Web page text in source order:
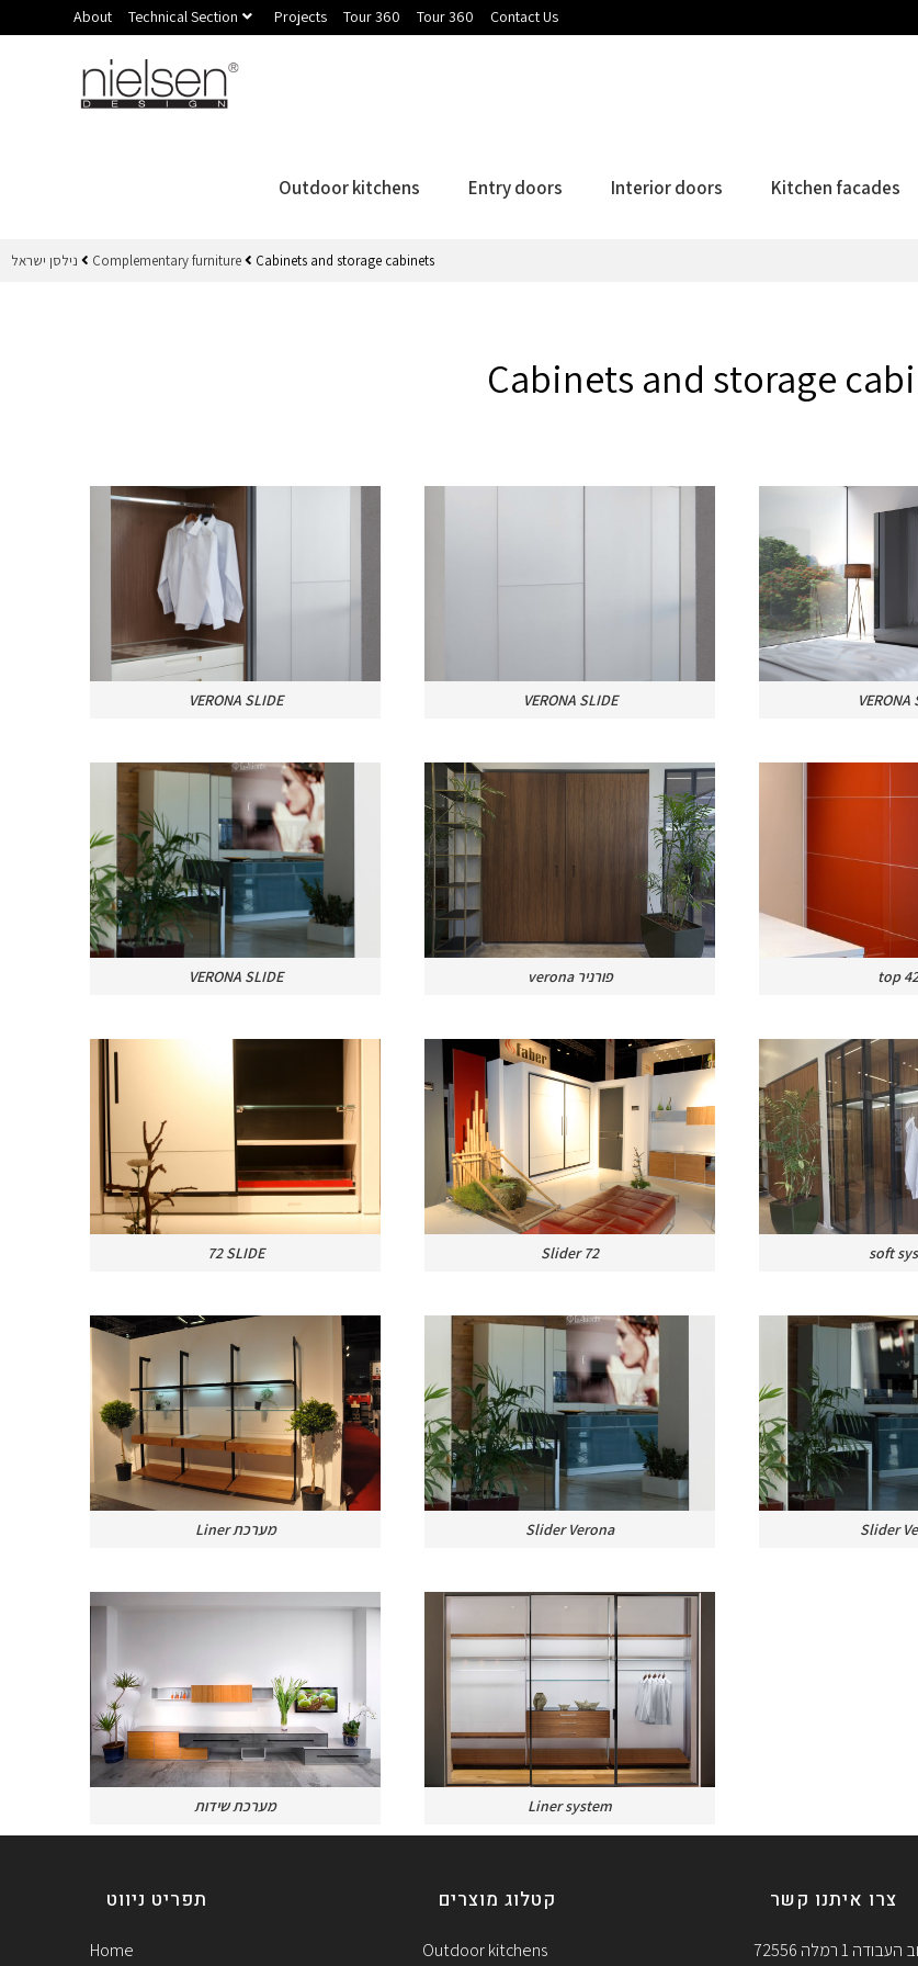
About Technical Section Projects Tour 360 Tour 360 Contact Us
Outdoor kitchens Entry doors Interior doors Kitchen facades
נילסן ישראל Complementary furniture Cabinets and storage cabinets
Cabinets and storage
VERONA SLIDE VERONA SLIDE VERONA
VERONA SLIDE verona פורניר top
72 SLIDE Slider 72 soft
Liner מערכת Slider Verona Slider
מערכת שידות Liner system
תפריט ניווט
Home
קטלוג מוצרים
Outdoor kitchens
צרו איתנו קשר
1 רמלה 72556